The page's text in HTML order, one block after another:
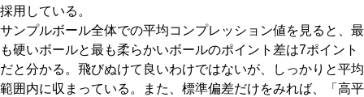
採用している。
サンプルボール全体での平均コンプレッション値を見ると、最
も硬いボールと最も柔らかいボールのポイント差は7ポイント
だと分かる。飛びぬけて良いわけではないが、しっかりと平均
範囲内に収まっている。また、標準偏差だけをみれば、「高平